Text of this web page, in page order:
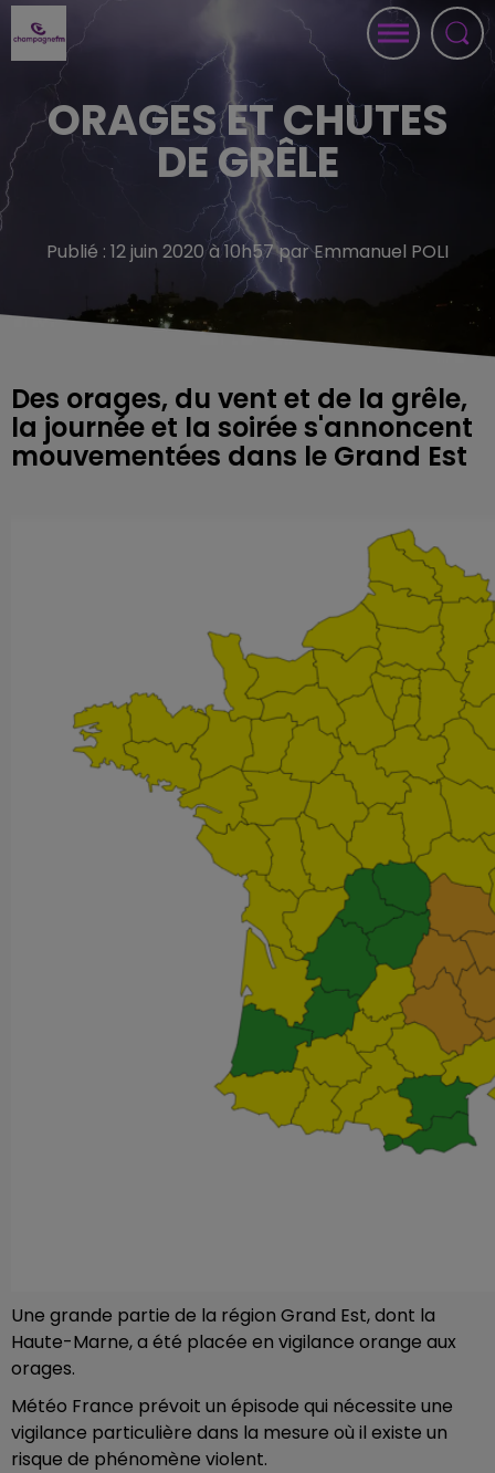
ORAGES ET CHUTES
DE GRÊLE
Publié : 12 juin 2020 à 10h57 par Emmanuel POLI
Des orages, du vent et de la grêle,
la journée et la soirée s'annoncent
mouvementées dans le Grand Est
Une grande partie de la région Grand Est, dont la
Haute-Marne, a été placée en vigilance orange aux
orages.
Météo France prévoit un épisode qui nécessite une
vigilance particulière dans la mesure où il existe un
risque de phénomène violent.